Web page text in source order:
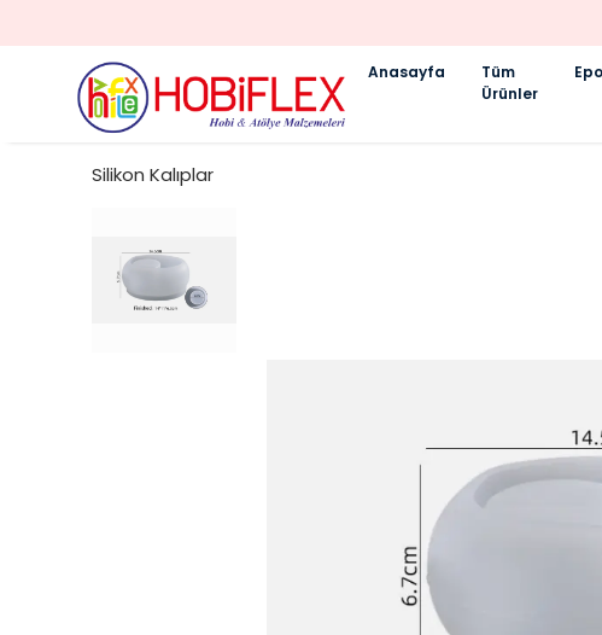
Anasayfa
Tüm
Ürünler
Silikon Kalıplar